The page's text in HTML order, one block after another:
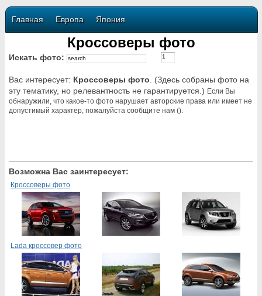
Главная Европа Япония
Кроссоверы фото
Искать фото:
Вас интересует: Кроссоверы фото . (Здесь собраны фото на
эту тематику, но релевантность не гарантируется.) Если Вы
обнаружили, что какое-то фото нарушает авторские права или имеет не
допустимый характер, пожалуйста сообщите нам ().
Возможна Вас заинтересует:
Кроссоверы фото
Lada кроссовер фото